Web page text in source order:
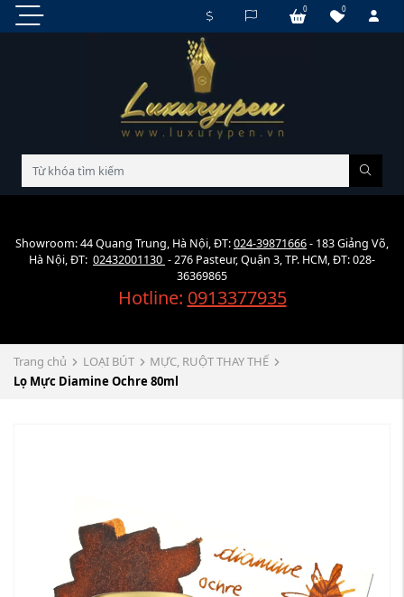
0
0
Showroom: 44 Quang Trung, Hà Nội, ĐT:024-39871666- 183 Giảng Võ,
Hà Nội, ĐT: 02432001130 - 276 Pasteur, Quận 3, TP. HCM, ĐT: 028-
36369865
Hotline: 0913377935
Trang chủ LOẠI BÚT
MỰC, RUỘT THAY THẾ
Lọ Mực Diamine Ochre 80ml